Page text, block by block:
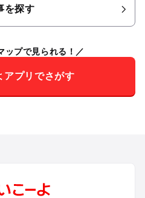
を探す
ップで見られる！
アプリでさがす